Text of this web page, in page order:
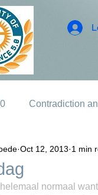
Contradiction
Oct 12, 2013 1 min
normaal